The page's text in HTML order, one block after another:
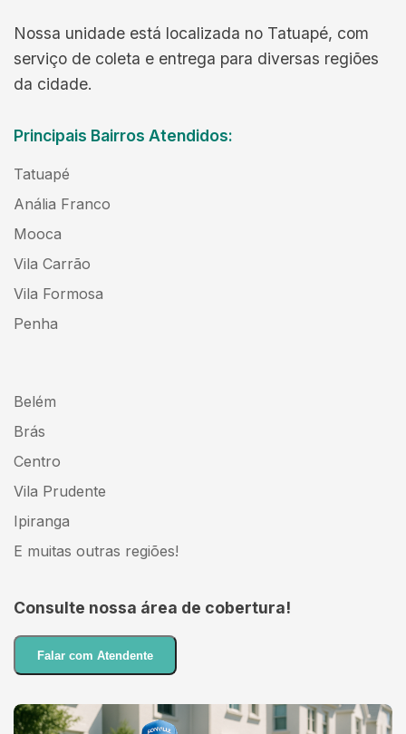
Nossa unidade está localizada no Tatuapé, com
serviço de coleta e entrega para diversas regiões
da cidade.
Principais Bairros Atendidos:
Tatuapé
Anália Franco
Mooca
Vila Carrão
Vila Formosa
Penha
Belém
Brás
Centro
Vila Prudente
Ipiranga
E muitas outras regiões!
Consulte nossa área de cobertura!
Falar com Atendente